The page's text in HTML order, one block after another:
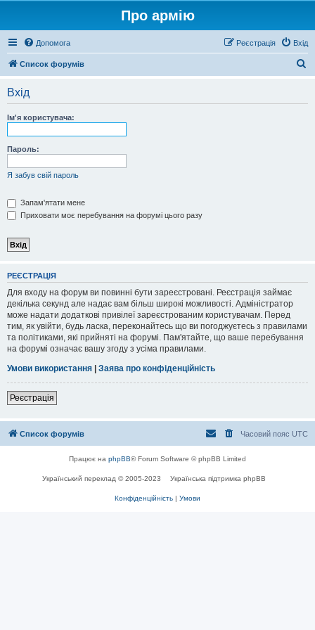
Про армію
Допомога Вхід
Реєстрація
Список форумів
Вхід
Ім'я користувача:
Пароль:
Я забув свій пароль
Запам'ятати мене
Приховати моє перебування на форумі цього разу
РЕЄСТРАЦІЯ
Для входу на форум ви повинні бути зареєстровані. Реєстрація займає
декілька секунд але надає вам більш широкі можливості. Адміністратор
може надати додаткові привілеї зареєстрованим користувачам. Перед
тим, як увійти, будь ласка, переконайтесь що ви погоджуєтесь з правилами
та політиками, які прийняті на форумі. Пам'ятайте, що ваше перебування
на форумі означає вашу згоду з усіма правилами.
Умови використання | Заява про конфіденційність
Реєстрація
Список форумів Часовий пояс UTC
Працює на phpBB® Forum Software © phpBB Limited
Український переклад © 2005-2023 Українська підтримка phpBB
Конфіденційність | Умови